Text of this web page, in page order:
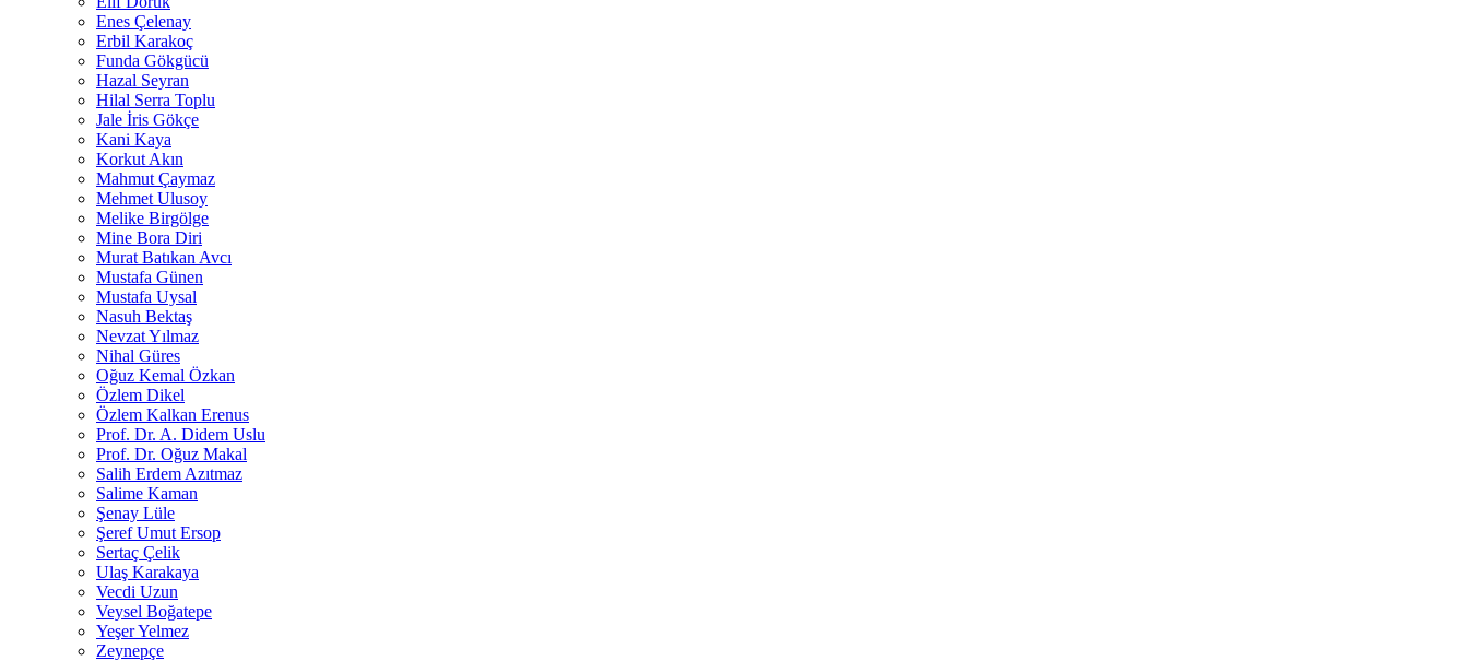
Enes Çelenay
Erbil Karakoç
Funda Gökgücü
Hazal Seyran
Hilal Serra Toplu
Jale İris Gökçe
Kani Kaya
Korkut Akın
Mahmut Çaymaz
Mehmet Ulusoy
Melike Birgölge
Mine Bora Diri
Murat Batıkan Avcı
Mustafa Günen
Mustafa Uysal
Nasuh Bektaş
Nevzat Yılmaz
Nihal Güres
Oğuz Kemal Özkan
Özlem Dikel
Özlem Kalkan Erenus
Prof. Dr. A. Didem Uslu
Prof. Dr. Oğuz Makal
Salih Erdem Azıtmaz
Salime Kaman
Şenay Lüle
Şeref Umut Ersop
Sertaç Çelik
Ulaş Karakaya
Vecdi Uzun
Veysel Boğatepe
Yeşer Yelmez
Zeynepçe